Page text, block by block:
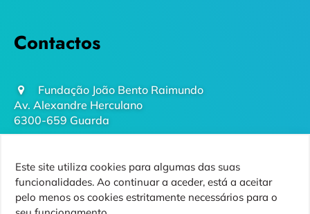
Este site utiliza cookies para algumas das suas
funcionalidades. Ao continuar a aceder, está a aceitar
pelo menos os cookies estritamente necessários para o
Contactos
Fundação João Bento Raimundo
Av. Alexandre Herculano
6300-659 Guarda
271 220 410
(chamada para rede fixa nacional)